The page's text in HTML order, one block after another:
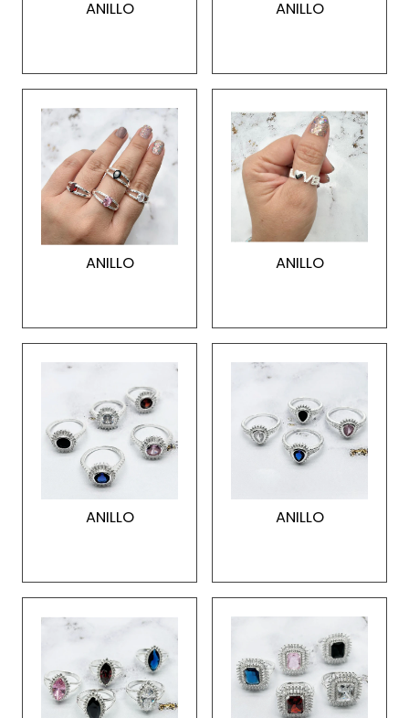
ANILLO ANILLO
ANILLO ANILLO
ANILLO ANILLO